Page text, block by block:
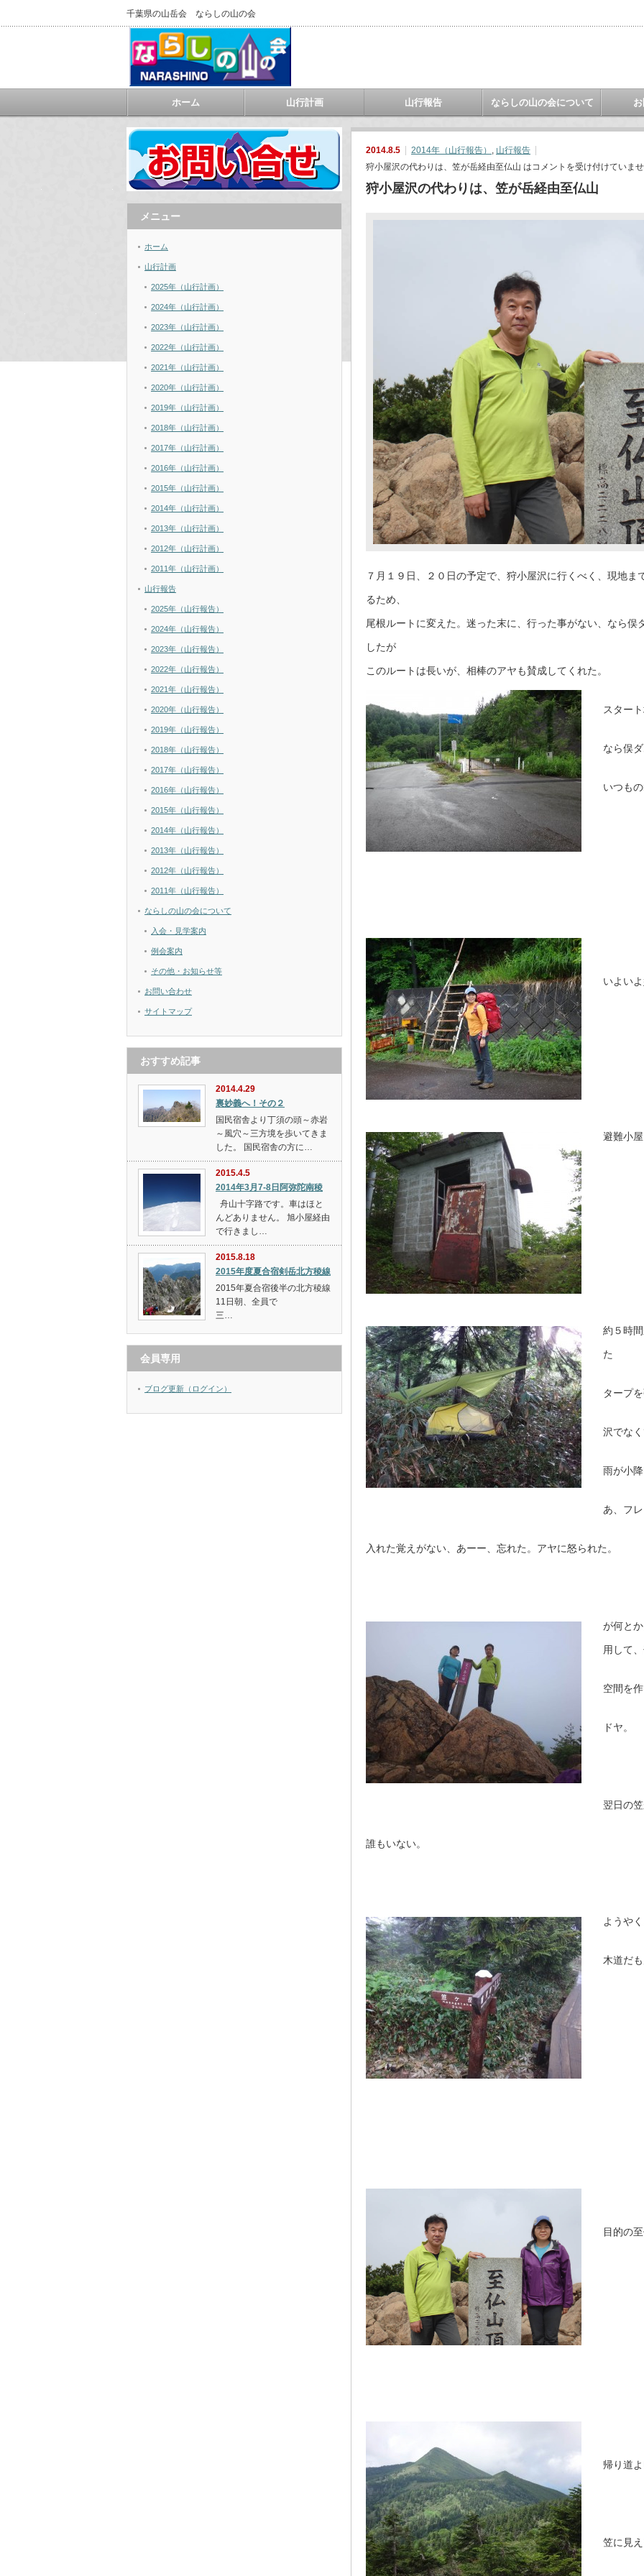
千葉県の山岳会 ならしの山の会
ホーム 山行計画 山行報告 ならしの山の会について
2014.8.5 2014年（山行報告） , 山行報告
狩小屋沢の代わりは、笠が岳経由至仏山 はコメントを受け付けていま
狩小屋沢の代わりは、笠が岳経由至仏山
７月１９日、２０日の予定で、狩小屋沢に行くべく、現地
るため、
尾根ルートに変えた。迷った末に、行った事がない、なら俣
したが
このルートは長いが、相棒のアヤも賛成してくれた。
スター
なら俣
いつも
いよい
避難小屋
約５時
た
タープ
沢でなく
雨が小
あ、フ
入れた覚えがない、あーー、忘れた。アヤに怒られた。
が何と
用して
空間を作
ドヤ。
翌日の
誰もいない。
ようや
木道だも
目的の
帰り道
笠に見え
メニュー
ホーム
山行計画
2025年（山行計画）
2024年（山行計画）
2023年（山行計画）
2022年（山行計画）
2021年（山行計画）
2020年（山行計画）
2019年（山行計画）
2018年（山行計画）
2017年（山行計画）
2016年（山行計画）
2015年（山行計画）
2014年（山行計画）
2013年（山行計画）
2012年（山行計画）
2011年（山行計画）
山行報告
2025年（山行報告）
2024年（山行報告）
2023年（山行報告）
2022年（山行報告）
2021年（山行報告）
2020年（山行報告）
2019年（山行報告）
2018年（山行報告）
2017年（山行報告）
2016年（山行報告）
2015年（山行報告）
2014年（山行報告）
2013年（山行報告）
2012年（山行報告）
2011年（山行報告）
ならしの山の会について
入会・見学案内
例会案内
その他・お知らせ等
お問い合わせ
サイトマップ
おすすめ記事
2014.4.29
裏妙義へ！その２
国民宿舎より丁須の頭～赤岩
～風穴～三方境を歩いてきま
した。 国民宿舎の方に…
2015.4.5
2014年3月7-8日阿弥陀南稜
舟山十字路です。車はほと
んどありません。 旭小屋経由
で行きまし…
2015.8.18
2015年度夏合宿剣岳北方稜線
2015年夏合宿後半の北方稜線
11日朝、全員で
三…
会員専用
ブログ更新（ログイン）